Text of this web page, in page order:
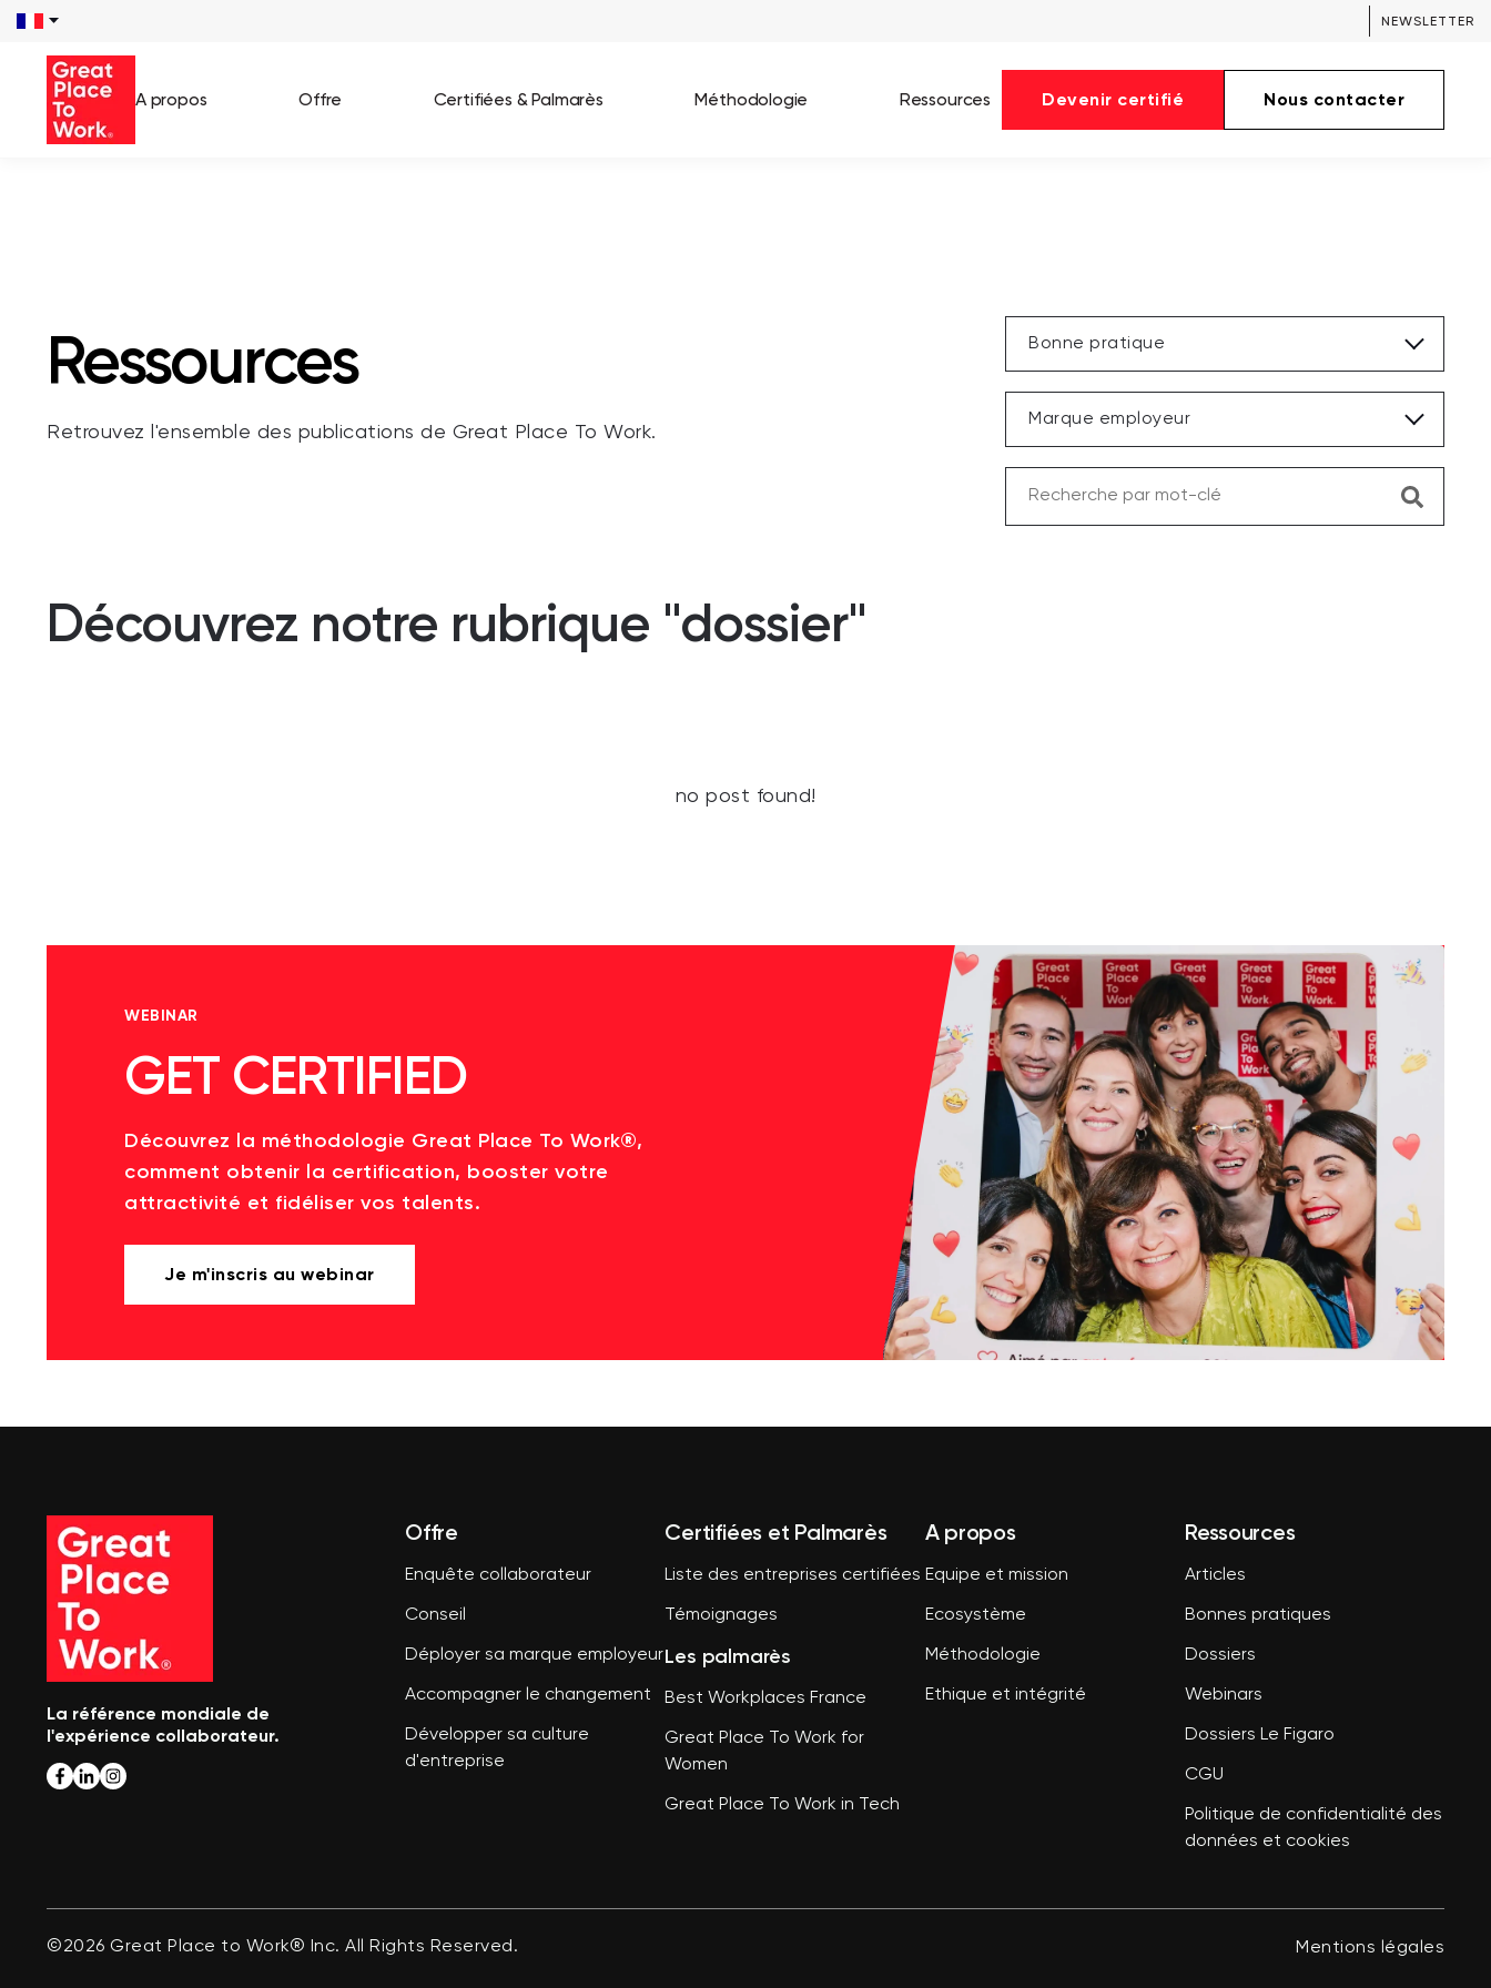
NEWSLETTER
A propos Offre Certifiées & Palmarès Méthodologie Ressources Devenir certifié Nous contacter
/**** SEARCH *****/ /**** END SEARCH *****/
Ressources
Retrouvez l'ensemble des publications de Great Place To Work.
Bonne pratique
Marque employeur
Découvrez notre rubrique "dossier"
no post found!
WEBINAR
GET CERTIFIED
Découvrez la méthodologie Great Place To Work®,
comment obtenir la certification, booster votre
attractivité et fidéliser vos talents.
Je m'inscris au webinar
La référence mondiale de
l'expérience collaborateur.
Offre
Enquête collaborateur
Conseil
Déployer sa marque employeur
Accompagner le changement
Développer sa culture
d'entreprise
Certifiées et Palmarès
Liste des entreprises certifiées
Témoignages
Les palmarès
Best Workplaces France
Great Place To Work for
Women
Great Place To Work in Tech
A propos
Equipe et mission
Ecosystème
Méthodologie
Ethique et intégrité
Ressources
Articles
Bonnes pratiques
Dossiers
Webinars
Dossiers Le Figaro
CGU
Politique de confidentialité des
données et cookies
©2026 Great Place to Work® Inc. All Rights Reserved. Mentions légales